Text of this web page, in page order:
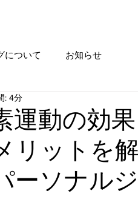
について お知らせ
運動の効
リットを
ーソナルジ
: 4分